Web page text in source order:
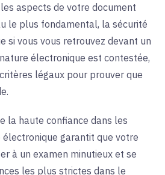
aspects de votre document
le plus fondamental, la sécurité
si vous vous retrouvez devant un
électronique est contestée,
légaux pour prouver que
la haute confiance dans les
garantit que votre
à un examen minutieux et se
les plus strictes dans le